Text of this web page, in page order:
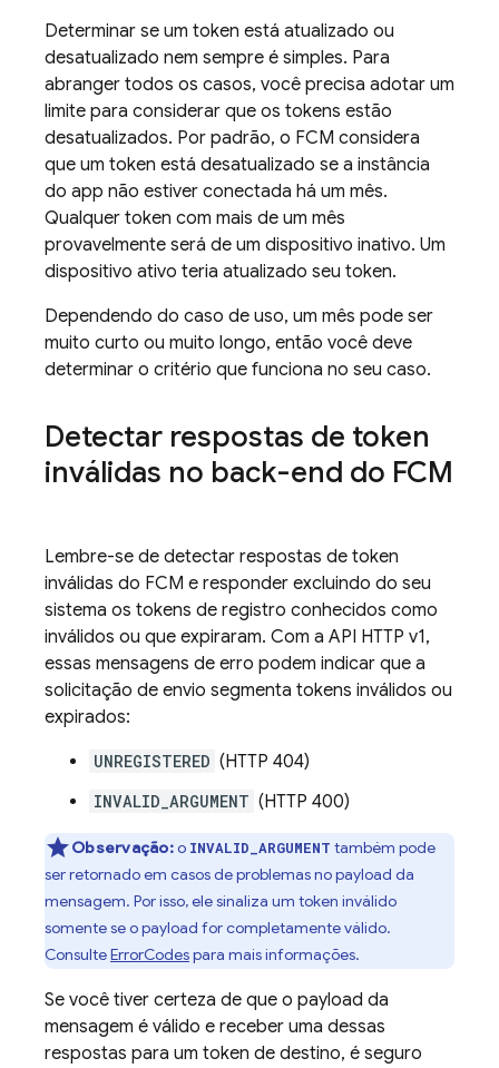
Determinar se um token está atualizado ou
desatualizado nem sempre é simples. Para
abranger todos os casos, você precisa adotar um
limite para considerar que os tokens estão
desatualizados. Por padrão, o FCM considera
que um token está desatualizado se a instância
do app não estiver conectada há um mês.
Qualquer token com mais de um mês
provavelmente será de um dispositivo inativo. Um
dispositivo ativo teria atualizado seu token.
Dependendo do caso de uso, um mês pode ser
muito curto ou muito longo, então você deve
determinar o critério que funciona no seu caso.
Detectar respostas de token
inválidas no back-end do FCM
Lembre-se de detectar respostas de token
inválidas do FCM e responder excluindo do seu
sistema os tokens de registro conhecidos como
inválidos ou que expiraram. Com a API HTTP v1,
essas mensagens de erro podem indicar que a
solicitação de envio segmenta tokens inválidos ou
expirados:
UNREGISTERED (HTTP 404)
INVALID_ARGUMENT (HTTP 400)
Observação:o INVALID_ARGUMENT também pode
ser retornado em casos de problemas no payload da
mensagem. Por isso, ele sinaliza um token inválido
somente se o payload for completamente válido.
ConsulteErrorCodespara mais informações.
Se você tiver certeza de que o payload da
mensagem é válido e receber uma dessas
respostas para um token de destino, é seguro